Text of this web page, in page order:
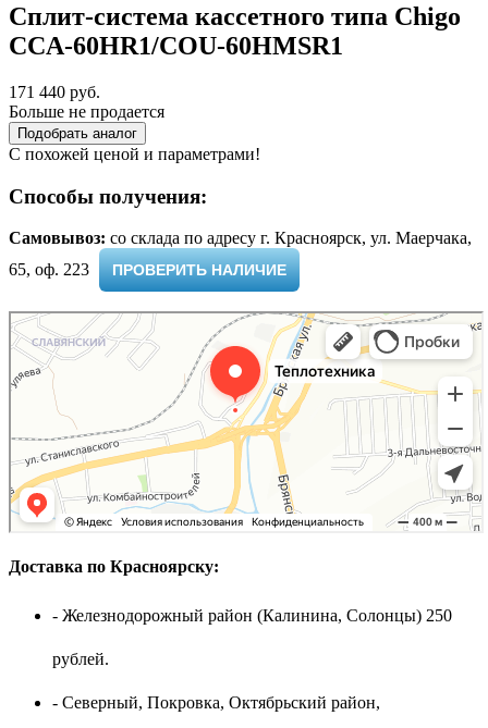
Сплит-сиcтема кассетного типа Chigo
CCA-60HR1/COU-60HMSR1
171 440 руб.
Больше не продается
Подобрать аналог
С похожей ценой и параметрами!
Способы получения:
Самовывоз: cо склада по адресу г. Красноярск, ул. Маерчака,
65, оф. 223 ​
ПРОВЕРИТЬ НАЛИЧИЕ
Доставка по Красноярску:
- Железнодорожный район (Калинина, Солонцы) 250
рублей.
- Северный, Покровка, Октябрьский район,